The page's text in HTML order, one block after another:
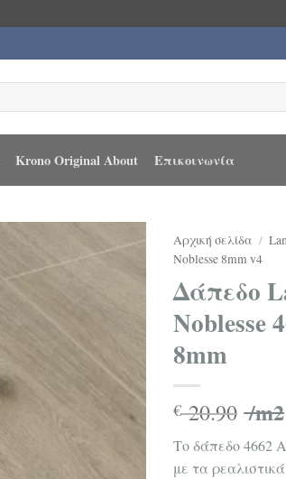
Krono Original About Επικοινωνία
Αρχική σελίδα /
Noblesse 8mm v4
Δάπεδο
Noblesse
8mm
€20.90 /m2
Tο δάπεδο 4662
με τα